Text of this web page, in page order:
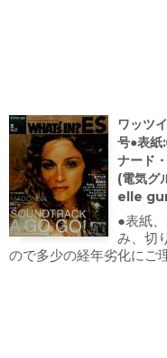
ワッツ
号●表紙
ナード
(電気グ
elle
●表紙
み、切
ので多少の経年劣化にご